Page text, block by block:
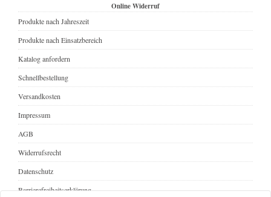
Online Widerruf
Produkte nach Jahreszeit
Produkte nach Einsatzbereich
Katalog anfordern
Schnellbestellung
Versandkosten
Impressum
AGB
Widerrufsrecht
Datenschutz
Barrierefreiheitserklärung